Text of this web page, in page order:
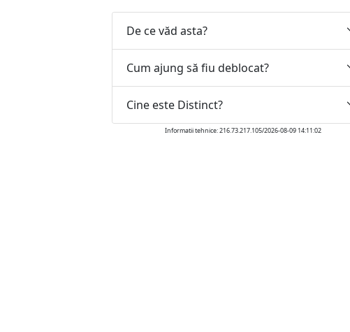
De ce văd asta?
Cum ajung să fiu deblocat?
Cine este Distinct?
Informatii tehnice: 216.73.217.105/2026-08-09 14:11:02